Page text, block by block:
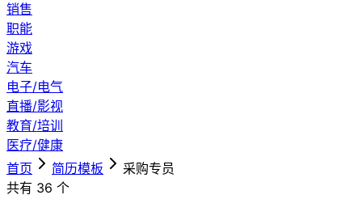
销售
职能
游戏
汽车
电子/电气
直播/影视
教育/培训
医疗/健康
首页
简历模板
采购专员
共有 36 个